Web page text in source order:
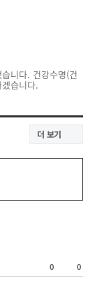
니다. 건강수명(건
습니다.
더 보기
0 0